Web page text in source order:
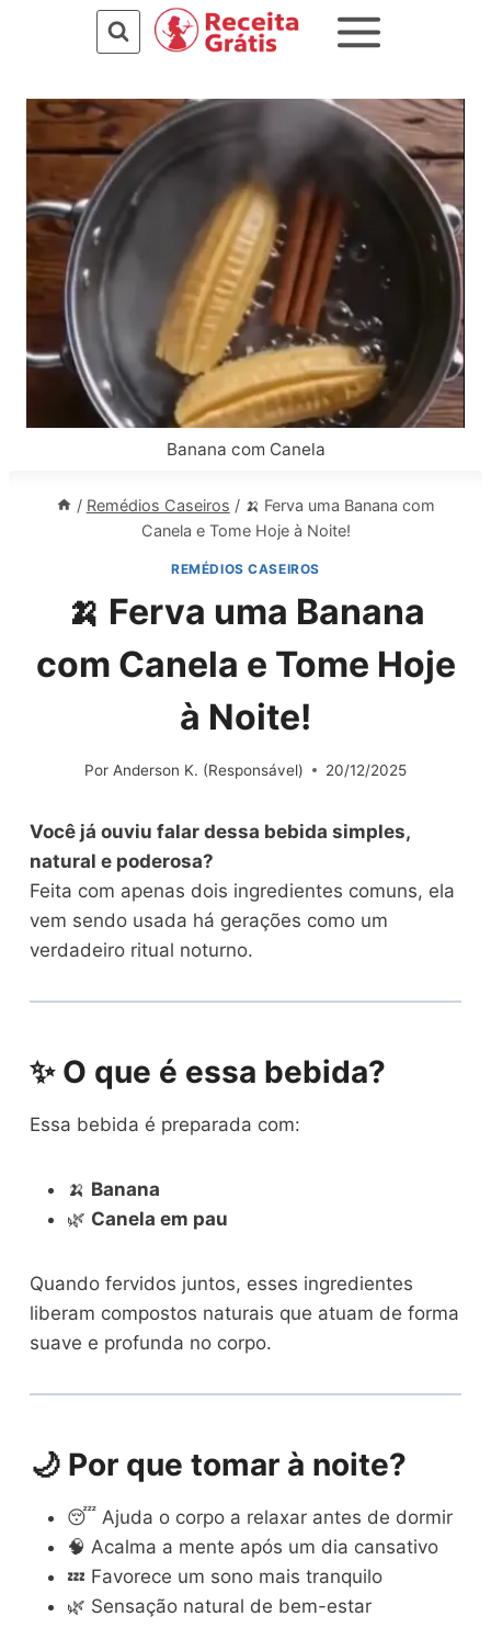
Conteúdo
Banana com Canela
/ Remédios Caseiros / 🍌 Ferva uma Banana com
Canela e Tome Hoje à Noite!
REMÉDIOS CASEIROS
🍌 Ferva uma Banana
com Canela e Tome Hoje
à Noite!
Por Anderson K. (Responsável) 20/12/2025
Você já ouviu falar dessa bebida simples,
natural e poderosa?
Feita com apenas dois ingredientes comuns, ela
vem sendo usada há gerações como um
verdadeiro ritual noturno.
✨ O que é essa bebida?
Essa bebida é preparada com:
🍌 Banana
🌿 Canela em pau
Quando fervidos juntos, esses ingredientes
liberam compostos naturais que atuam de forma
suave e profunda no corpo.
🌙 Por que tomar à noite?
😴 Ajuda o corpo a relaxar antes de dormir
🧠 Acalma a mente após um dia cansativo
💤 Favorece um sono mais tranquilo
🌿 Sensação natural de bem-estar